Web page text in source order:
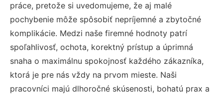
práce, pretože si uvedomujeme, že aj malé
pochybenie môže spôsobiť nepríjemné a zbytočné
komplikácie. Medzi naše firemné hodnoty patrí
spoľahlivosť, ochota, korektný prístup a úprimná
snaha o maximálnu spokojnosť každého zákazníka,
ktorá je pre nás vždy na prvom mieste. Naši
pracovníci majú dlhoročné skúsenosti, bohatú prax a